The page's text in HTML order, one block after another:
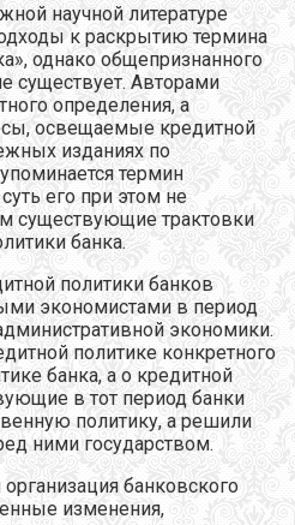
научной литературе
к раскрытию термина
однако общепризнанного
существует. Авторами
определения, а
освещаемые кредитной
изданиях по
термин
его при этом не
существующие трактовки
банка.
политики банков
экономистами в период
экономики.
политике конкретного
банка, а о кредитной
в тот период банки
политику, а решили
ними государством.
банковского
изменения,